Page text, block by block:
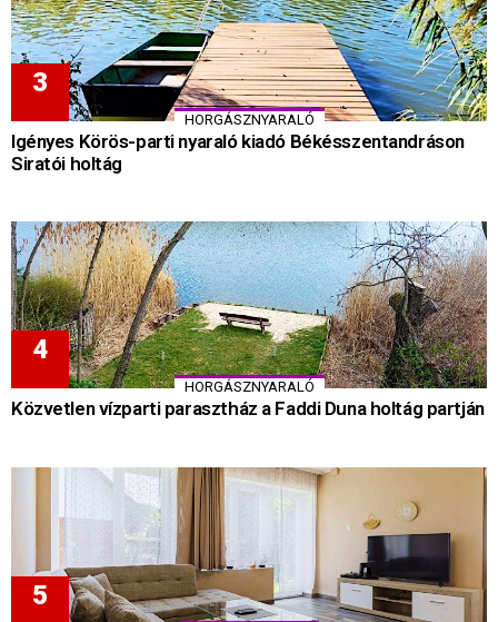
HORGÁSZNYARALÓ
Igényes Körös-parti nyaraló kiadó Békésszentandráson
Siratói holtág
HORGÁSZNYARALÓ
Közvetlen vízparti parasztház a Faddi Duna holtág partján